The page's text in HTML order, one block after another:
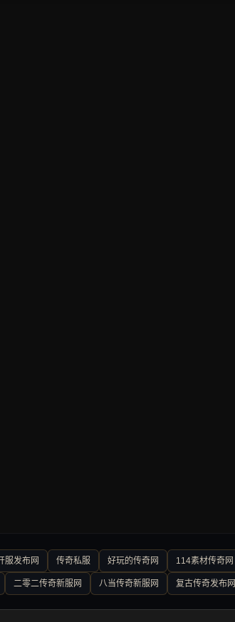
服发布网 传奇私服 好玩的传奇网 114素材传奇网
二零二传奇新服网 八当传奇新服网 复古传奇发布网